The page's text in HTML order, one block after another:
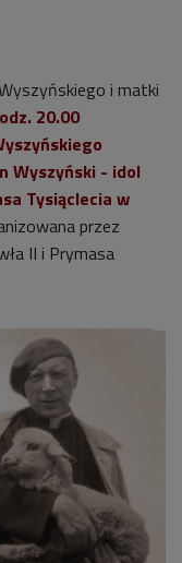
i matki
20.00
Wyszyński - idol
Tysiąclecia w
przez
II i Prymasa